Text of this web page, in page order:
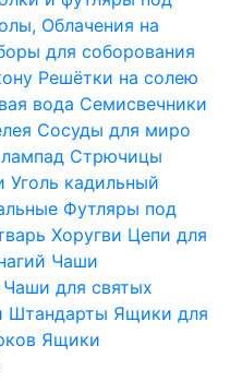
Облачения на
для соборования
Решётки на солею
вода Семисвечники
Сосуды для миро
Стрючицы
Уголь кадильный
Футляры под
Хоругви Цепи для
Чаши
Чаши для святых
Штандарты Ящики для
Ящики